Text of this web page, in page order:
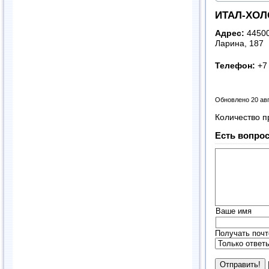
ИТАЛ-
Адрес:
Ларина, 187
Телефон: +7
Обновлено 20
Количество
Есть
Ваше имя
Получать